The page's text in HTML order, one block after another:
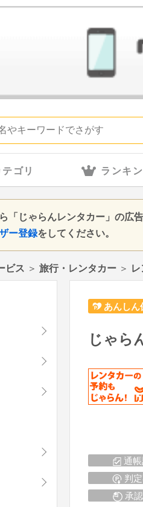
テゴリ ランキ
「じゃらんレンタカー」の広
ー登録をしてください。
ビス ＞ 旅行・レンタカー ＞
あんしん
じゃら
通
判
承